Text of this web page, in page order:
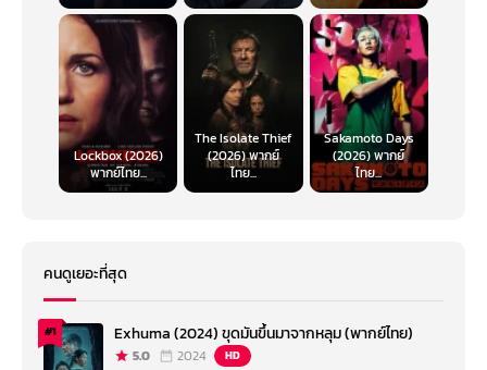
Lockbox (2026)
พากย์ไทย...
The Isolate Thief
(2026) พากย์
ไทย...
Sakamoto Days
(2026) พากย์
ไทย...
คนดูเยอะที่สุด
#1 Exhuma (2024) ขุดมันขึ้นมาจากหลุม (พากย์ไทย)
5.0 2024 HD